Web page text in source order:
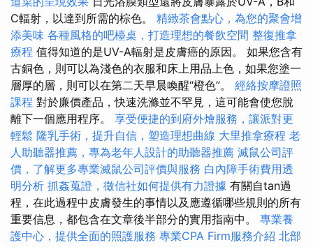
C輻射，以達到所需的棕色。 精緻茶會點心，為您的聚會增
添美味 各種風格的吧檯桌，打造理想的餐飲空間 整復推拿
療程 值得知道的是UV-A輻射是皮膚癌的原因。 如果您含有
古銅色，則可以為淺色的衣服和床上用品上色，如果您塗一
層厚的層，則可以在第二天早晨喚醒“橙色”。 經絡按摩證照
課程 對於廉價產品，快速洗滌並不罕見，這可能會使您脫
離下一個應用程序。 享受便捷的到府外燴服務，讓派對更
輕鬆 隆乳手術，提升自信，塑造理想曲線 大里推拿療程 老
人助聽器推薦，專為老年人設計的助聽器推薦 滅鼠公司評
價，了解更多專業滅鼠公司評價與服務 白內障手術費用透
明分析 抓姦蒐證，徵信社如何提供有力證據 有關自tan過
程，在此過程中皮膚發生的事情以及應遵循哪些規則的所有
重要信息，都包含在文章後半部分的實用指南中。 專業養
護中心，提供全面的照護服務 專業CPA Firm服務介紹 北部